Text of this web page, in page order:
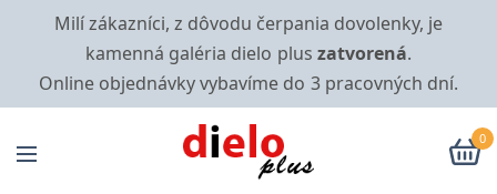
Milí zákazníci, z dôvodu čerpania dovolenky, je
kamenná galéria dielo plus zatvorená.
Online objednávky vybavíme do 3 pracovných dní.
0